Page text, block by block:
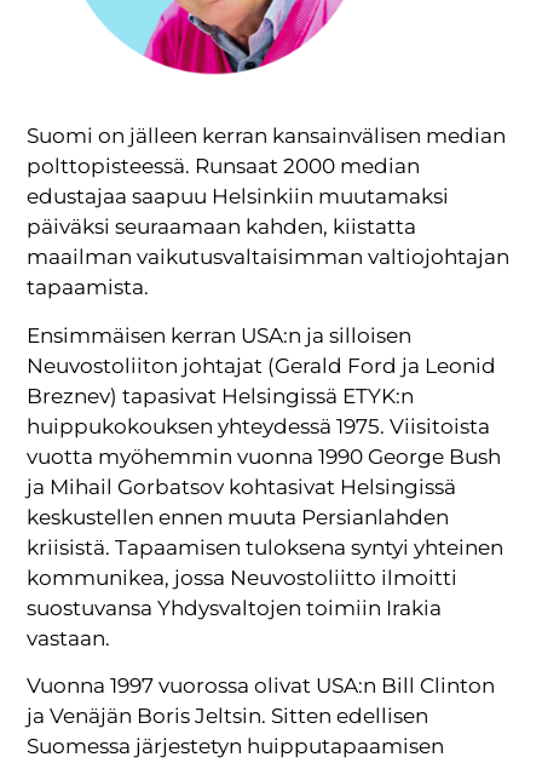
Suomi on jälleen kerran kansainvälisen median
polttopisteessä. Runsaat 2000 median
edustajaa saapuu Helsinkiin muutamaksi
päiväksi seuraamaan kahden, kiistatta
maailman vaikutusvaltaisimman valtiojohtajan
tapaamista.
Ensimmäisen kerran USA:n ja silloisen
Neuvostoliiton johtajat (Gerald Ford ja Leonid
Breznev) tapasivat Helsingissä ETYK:n
huippukokouksen yhteydessä 1975. Viisitoista
vuotta myöhemmin vuonna 1990 George Bush
ja Mihail Gorbatsov kohtasivat Helsingissä
keskustellen ennen muuta Persianlahden
kriisistä. Tapaamisen tuloksena syntyi yhteinen
kommunikea, jossa Neuvostoliitto ilmoitti
suostuvansa Yhdysvaltojen toimiin Irakia
vastaan.
Vuonna 1997 vuorossa olivat USA:n Bill Clinton
ja Venäjän Boris Jeltsin. Sitten edellisen
Suomessa järjestetyn huipputapaamisen